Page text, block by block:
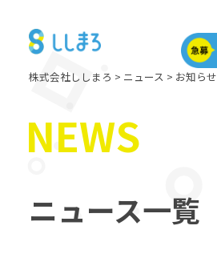
株式会社ししまろ > ニュース > お知らせ
NEWS
ニュース一覧